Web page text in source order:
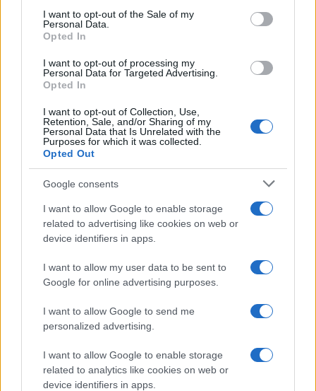
consent section.
I want to opt-out of the Sale of my
Personal Data.
Opted In
I want to opt-out of processing my
Personal Data for Targeted Advertising.
Opted In
I want to opt-out of Collection, Use,
Retention, Sale, and/or Sharing of my
Personal Data that Is Unrelated with the
Purposes for which it was collected.
Opted Out
Google consents
I want to allow Google to enable storage
related to advertising like cookies on web or
device identifiers in apps.
I want to allow my user data to be sent to
Google for online advertising purposes.
I want to allow Google to send me
personalized advertising.
I want to allow Google to enable storage
related to analytics like cookies on web or
device identifiers in apps.
3 anni fa
rischio le cremazioni
6 anni fa
Tag: campidoglio cimitero flaminio
ARTICOLI CORRELATI
1600 licenze